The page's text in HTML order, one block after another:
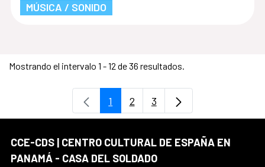
MÚSICA / SONIDO
Mostrando el intervalo 1 - 12 de 36 resultados.
Página
1 Página
2 Página
3
CCE-CDS | CENTRO CULTURAL DE ESPAÑA EN
PANAMÁ - CASA DEL SOLDADO